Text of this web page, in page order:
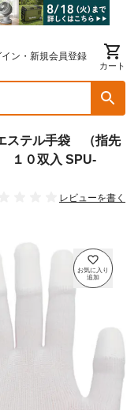
イン・新規会員登録
カート
ステル手袋 （指先
０双入 SPU-
レビューを書く